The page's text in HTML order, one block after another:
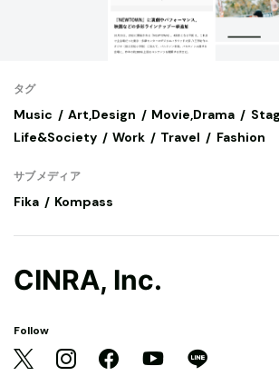
タグ
Music Art,Design Movie,Drama
Life&Society
Work Travel Fashion
サブメディア
Fika Kompass
CINRA, Inc.
Follow